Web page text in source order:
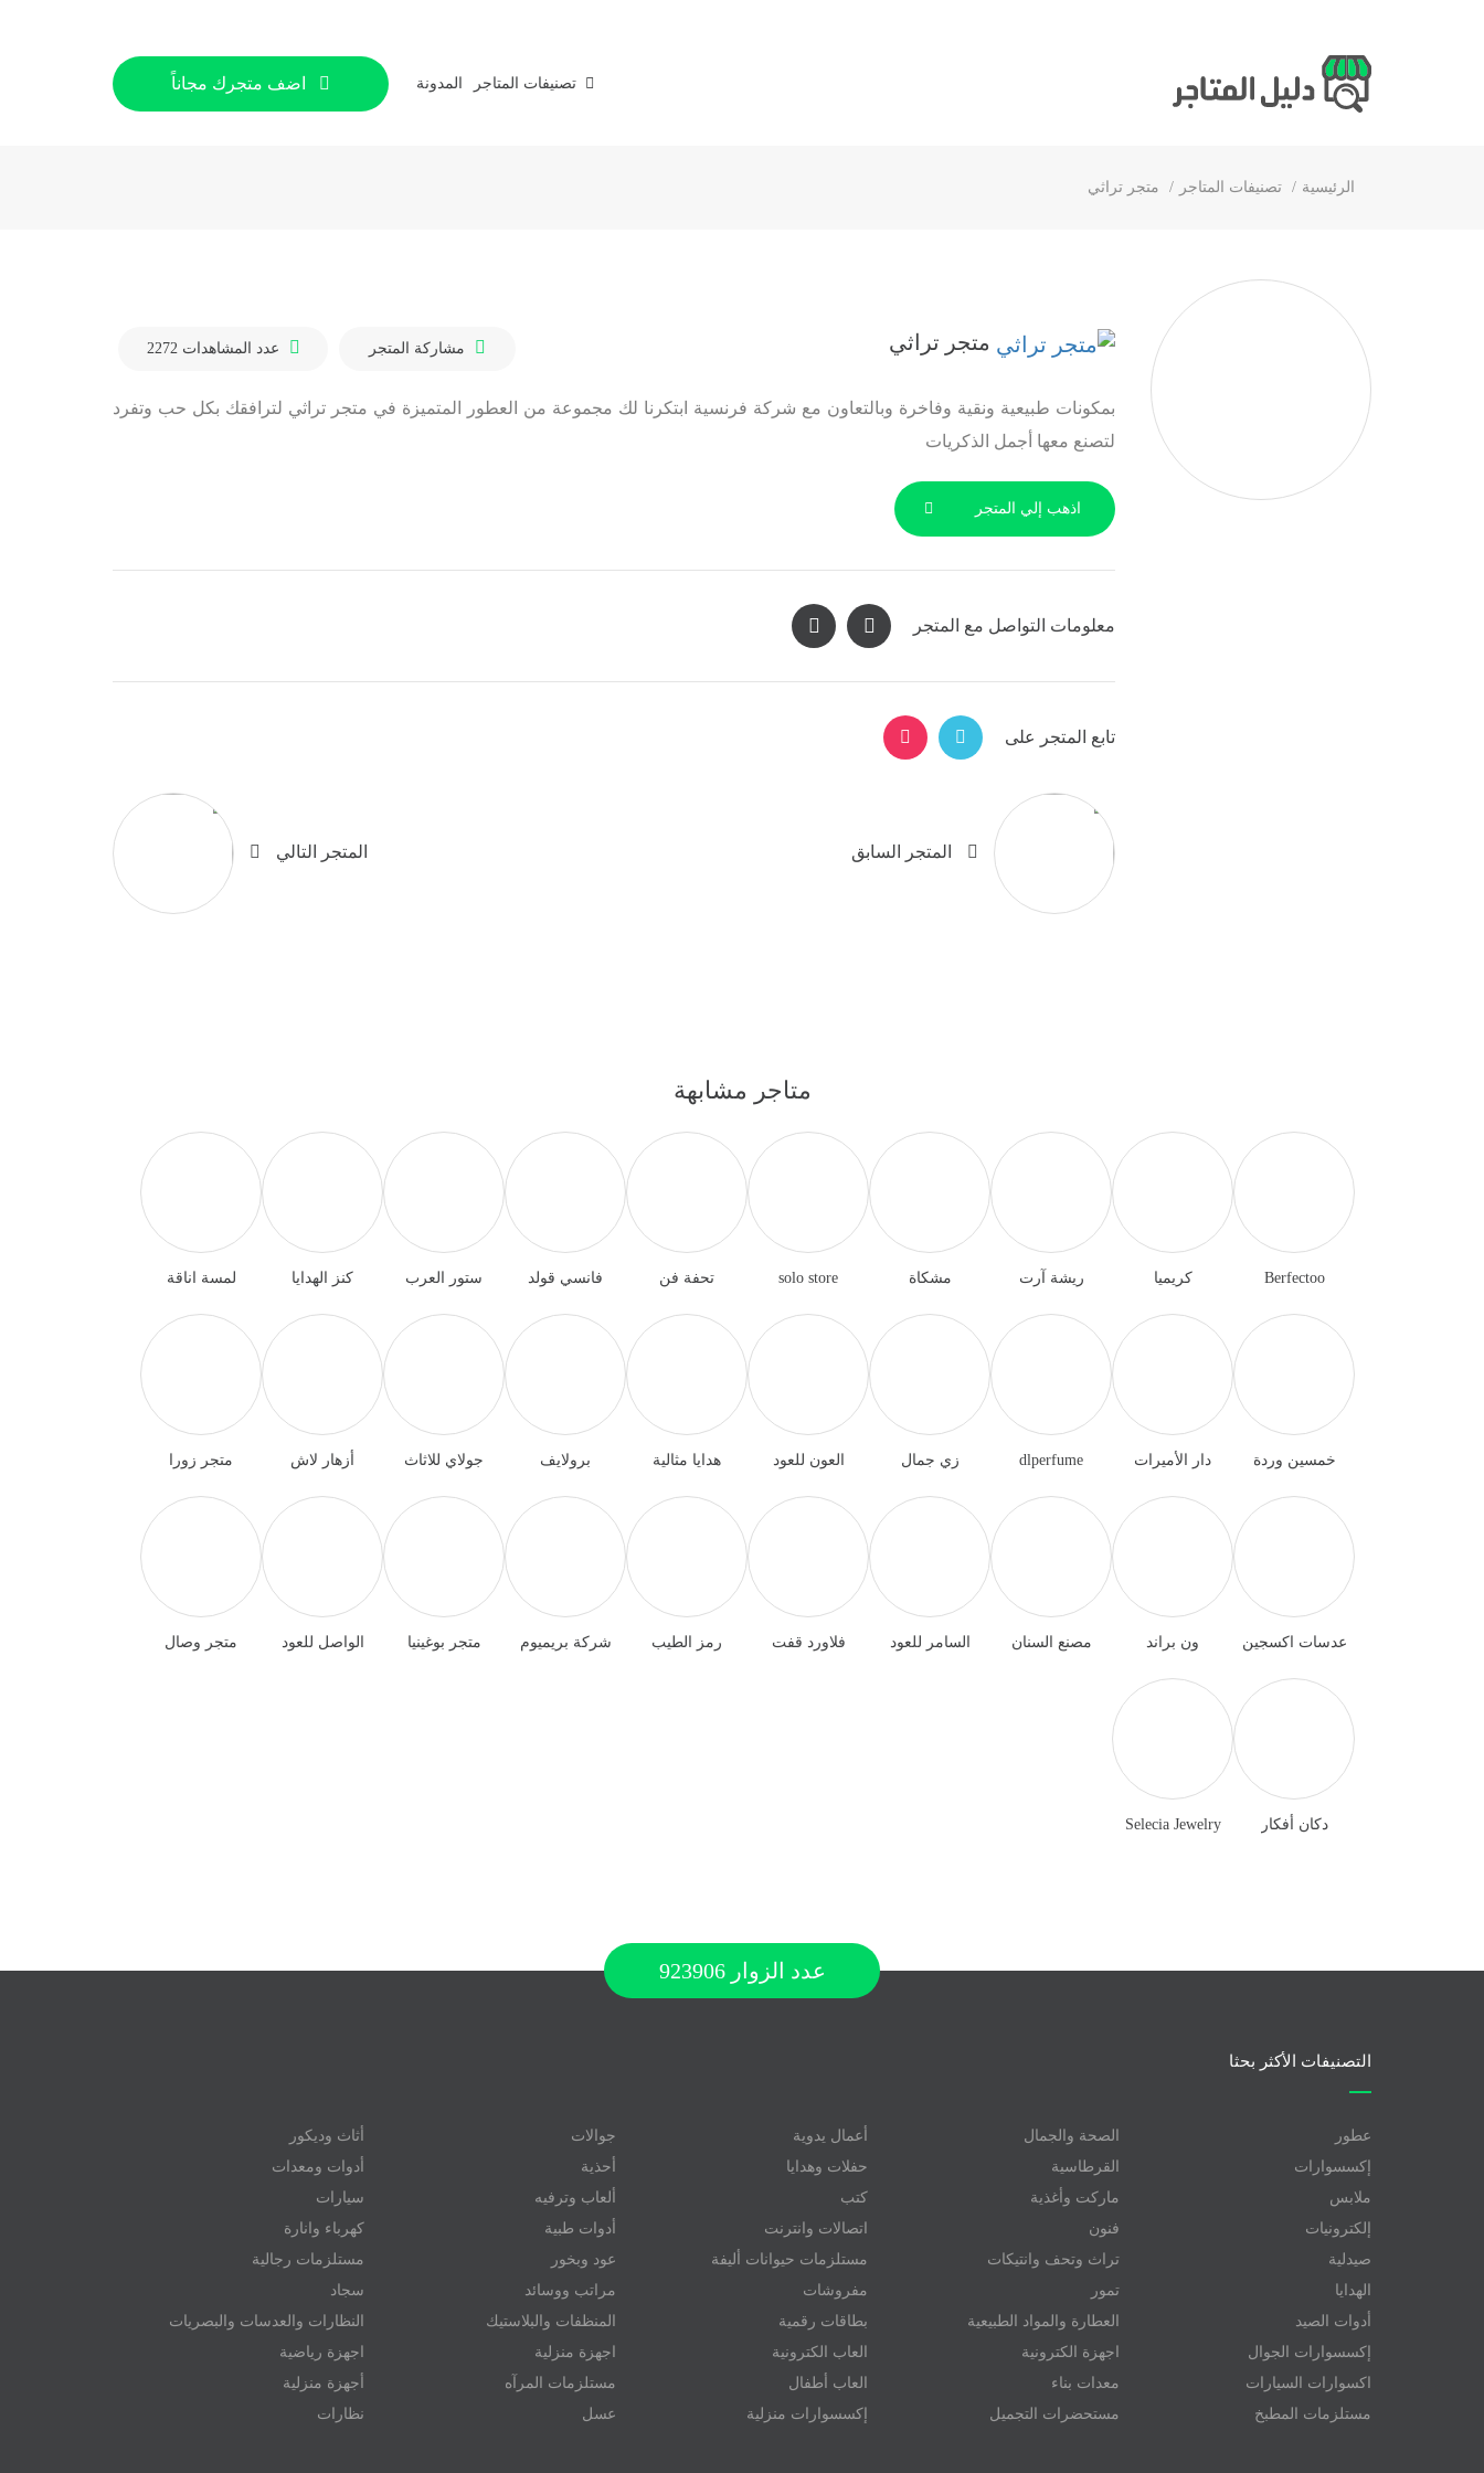
تصنيفات المتاجر المدونة اضف متجرك مجاناً
الرئيسية تصنيفات المتاجر متجر تراثي
متجر تراثي مشاركة المتجر عدد المشاهدات2272
بمكونات طبيعية ونقية وفاخرة وبالتعاون مع شركة فرنسية ابتكرنا لك مجموعة من العطور المتميزة في متجر تراثي لترافقك بكل حب وتفرد
لتصنع معها أجمل الذكريات
اذهب إلي المتجر
معلومات التواصل مع المتجر
تابع المتجر على
المتجر السابق المتجر التالي
متاجر مشابهة
Berfectoo كريميا ريشة آرت مشكاة solo store تحفة فن فانسي قولد ستور العرب كنز الهدايا لمسة اناقة
خمسين وردة دار الأميرات dlperfume زي جمال العون للعود هدايا مثالية برولايف جولاي للاثاث أزهار لاش متجر زورا
عدسات اكسجين ون براند مصنع السنان السامر للعود فلاورد قفت رمز الطيب شركة بريميوم متجر بوغينيا الواصل للعود متجر وصال
دكان أفكار Selecia Jewelry
عدد الزوار 923906
التصنيفات الأكثر بحثا
عطور الصحة والجمال أعمال يدوية جوالات
أثاث وديكور
إكسسوارات
القرطاسية حفلات وهدايا أحذية
أدوات ومعدات
ملابس
ماركت وأغذية كتب ألعاب وترفيه
سيارات
إلكترونيات
فنون اتصالات وانترنت أدوات طبية
كهرباء وانارة
صيدلية
تراث وتحف وانتيكات مستلزمات حيوانات أليفة عود وبخور
مستلزمات رجالية
الهدايا
تمور مفروشات مراتب ووسائد
سجاد
أدوات الصيد
العطارة والمواد الطبيعية بطاقات رقمية المنظفات والبلاستيك
النظارات والعدسات والبصريات
إكسسوارات الجوال
اجهزة الكترونية العاب الكترونية اجهزة منزلية
اجهزة رياضية
اكسوارات السيارات
معدات بناء العاب أطفال مستلزمات المرآه
أجهزة منزلية
مستلزمات المطبخ
مستحضرات التجميل إكسسوارات منزلية عسل نظارات